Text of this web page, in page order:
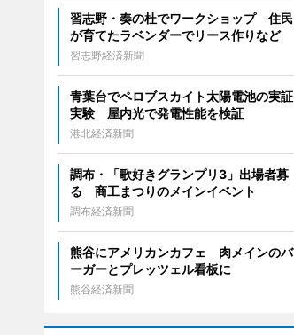
習志野・奏の杜でワークショップ 住民
が育てたラベンダーでリース作りなど
習志野経済新聞
青葉台でペロブスカイト太陽電池の実証
実験 屋内光で発電性能を検証
港北経済新聞
調布・「歌好きグランプリ3」出場者募
る 商工まつりのメインイベント
調布経済新聞
熊谷にアメリカンカフェ 肉メインのバ
ーガーとプレッツェル看板に
熊谷経済新聞